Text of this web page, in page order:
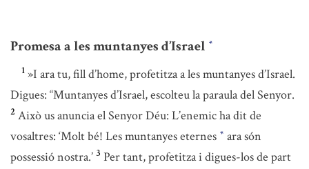
Promesa a les muntanyes d’Israel *
1 »I ara tu, fill d’home, profetitza a les muntanyes d’Israel.
Digues: “Muntanyes d’Israel, escolteu la paraula del Senyor.
2 Això us anuncia el Senyor Déu: L’enemic ha dit de
vosaltres: ‘Molt bé! Les muntanyes eternes * ara són
possessió nostra.’ 3 Per tant, profetitza i digues-los de part